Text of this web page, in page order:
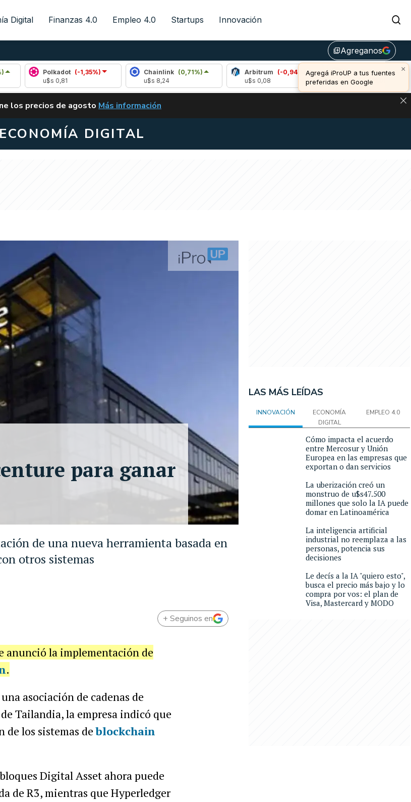
Digital Finanzas 4.0 Empleo 4.0 Startups Innovación
library_addAgreganos
×
Agregá iProUP a tus fuentes
preferidas en Google
Polkadot (-1,35%)
u$s 0,81
Chainlink (0,71%)
u$s 8,24
Arbitrum (-0,94%)
u$s 0,08
Bitcoin (0,26%)
u$s 64.921,00
ALERTA
los precios de agosto VUELVE EL CARRY TRADE DE BITCOIN Y ESTA SEÑAL DEFINE LOS PRECIOS DE
Más información
ECONOMÍA DIGITAL
de una nueva herramienta basada en
otros sistemas
para ganar
+ Seguinos en
anunció la implementación de
.
asociación de cadenas de
Tailandia, la empresa indicó que
de los sistemas deblockchain
Digital Asset ahora puede
de R3, mientras que Hyperledger
LAS MÁS LEÍDAS
INNOVACIÓN
ECONOMÍA
DIGITAL
EMPLEO 4.0
Cómo impacta el acuerdo
entre Mercosur y Unión
Europea en las empresas que
exportan o dan servicios
La uberización creó un
monstruo de u$s47.500
millones que solo la IA puede
domar en Latinoamérica
La inteligencia artificial
industrial no reemplaza a las
personas, potencia sus
decisiones
Le decís a la IA "quiero esto",
busca el precio más bajo y lo
compra por vos: el plan de
Visa, Mastercard y MODO